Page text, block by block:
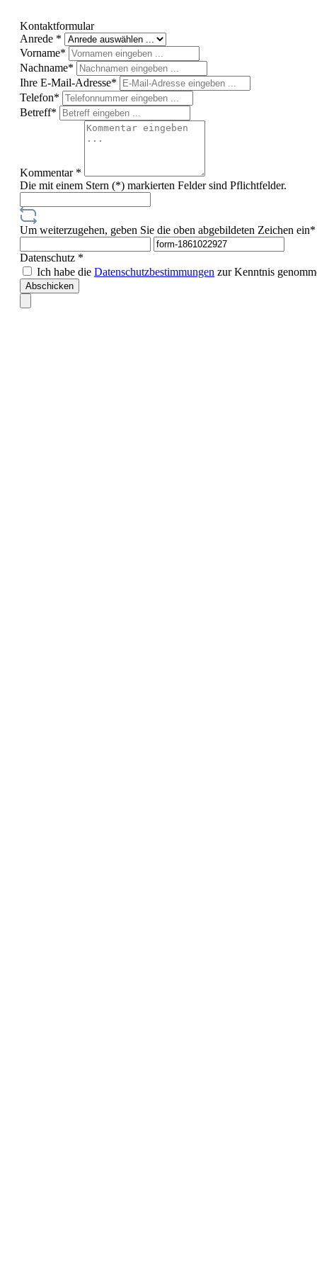
Kontaktformular
Anrede *
Vorname*
Nachname*
Ihre E-Mail-Adresse*
Telefon*
Betreff*
Kommentar *
Die mit einem Stern (*) markierten Felder sind Pflichtfelder.
Um weiterzugehen, geben Sie die oben abgebildeten Zeichen ein*
Datenschutz *
Ich habe die Datenschutzbestimmungen zur Kenntnis
Abschicken